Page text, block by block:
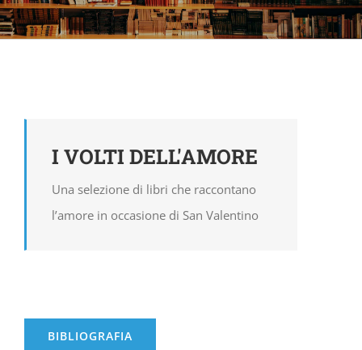
I VOLTI DELL'AMORE
Una selezione di libri che raccontano
l’amore in occasione di San Valentino
BIBLIOGRAFIA